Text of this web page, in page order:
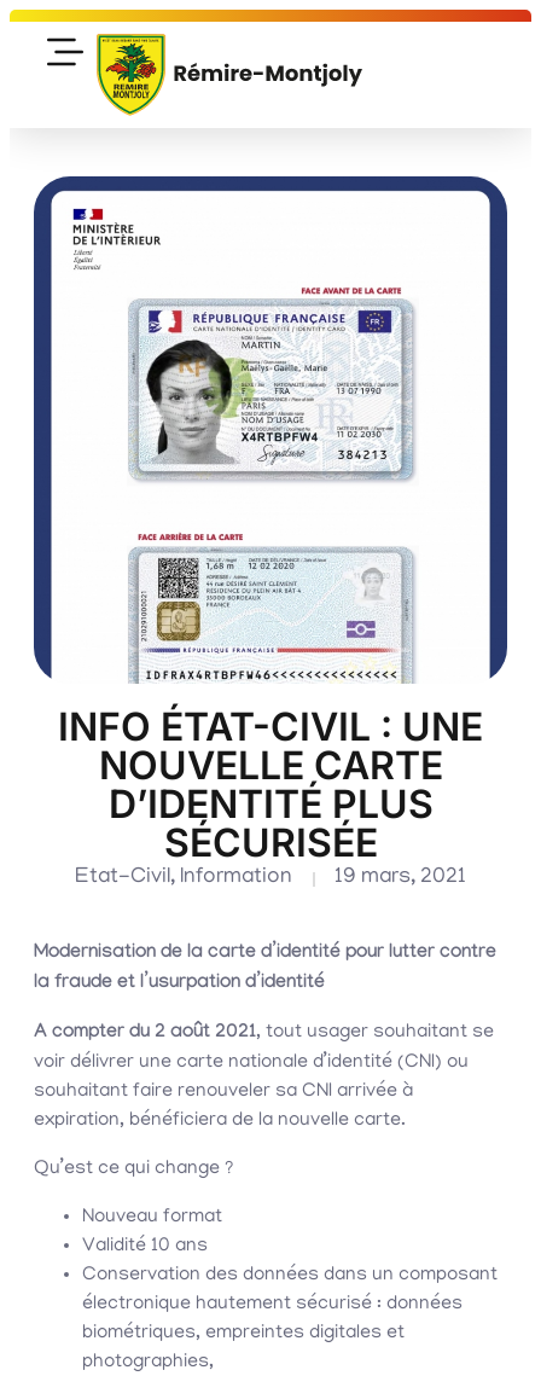
INFO ÉTAT-CIVIL : UNE
NOUVELLE CARTE
D’IDENTITÉ PLUS
SÉCURISÉE
Etat-Civil, Information 19 mars, 2021
Modernisation de la carte d’identité pour lutter contre
la fraude et l’usurpation d’identité
A compter du 2 août 2021, tout usager souhaitant se
voir délivrer une carte nationale d’identité (CNI) ou
souhaitant faire renouveler sa CNI arrivée à
expiration, bénéficiera de la nouvelle carte.
Qu’est ce qui change ?
Nouveau format
Validité 10 ans
Conservation des données dans un composant
électronique hautement sécurisé : données
biométriques, empreintes digitales et
photographies,